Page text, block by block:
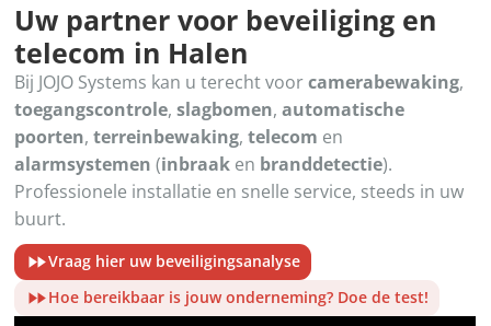
Uw partner voor beveiliging en
telecom in Halen
Bij JOJO Systems kan u terecht voorcamerabewaking,
toegangscontrole,slagbomen,automatische
poorten,terreinbewaking,telecom en
alarmsystemen (inbraak en branddetectie).
Professionele installatie en snelle service, steeds in uw
buurt.
Vraag hier uw beveiligingsanalyse
Hoe bereikbaar is jouw onderneming? Doe de test!